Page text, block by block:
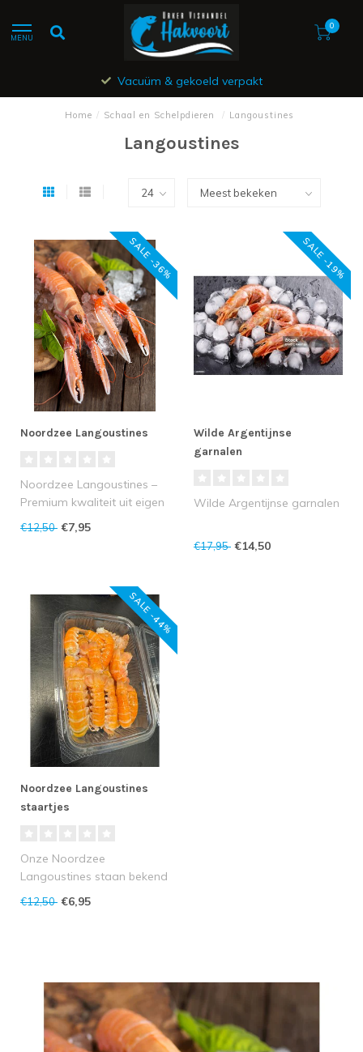
MENU
0
Vacuüm & gekoeld verpakt
Home / Schaal en Schelpdieren / Langoustines
Langoustines
SALE -36%
Noordzee Langoustines
Noordzee Langoustines –
Premium kwaliteit uit eigen
wateren
€12,50 €7,95
SALE -19%
Wilde Argentijnse
garnalen
Wilde Argentijnse garnalen
€17,95 €14,50
SALE -44%
Noordzee Langoustines
staartjes
Onze Noordzee
Langoustines staan bekend
versheid, stevige ..
€12,50 €6,95